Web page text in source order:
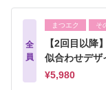
全
員
まつエク そ
【2回目以降
似合わせデザ
¥5,980